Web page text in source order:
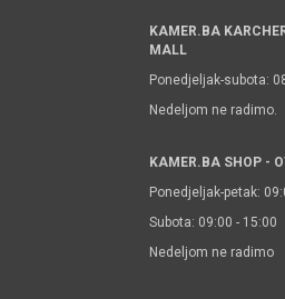
KAMER.BA
MALL
Ponedjeljak-subota:
Nedeljom ne radimo.
KAMER.BA SHOP -
Ponedjeljak-petak:
Subota: 09:00 - 15:00
Nedeljom ne radimo